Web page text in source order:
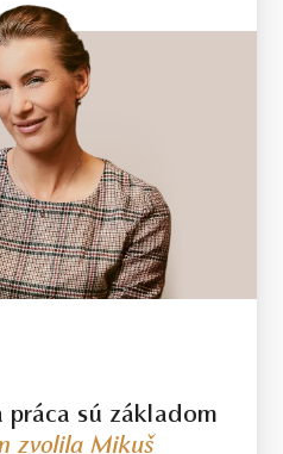
práca sú základom
zvolila Mikuš